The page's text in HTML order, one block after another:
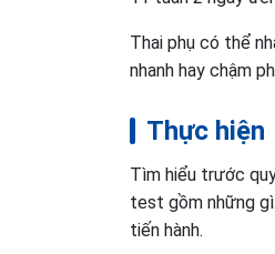
Thai phụ có thể
nhanh hay chậm
Thực hiện
Tìm hiểu trước
test gồm những
tiến hành.